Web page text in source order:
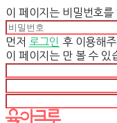
이 페이지는 비밀번호
먼저 로그인 후 이용해주
이 페이지는 만 볼 수 있